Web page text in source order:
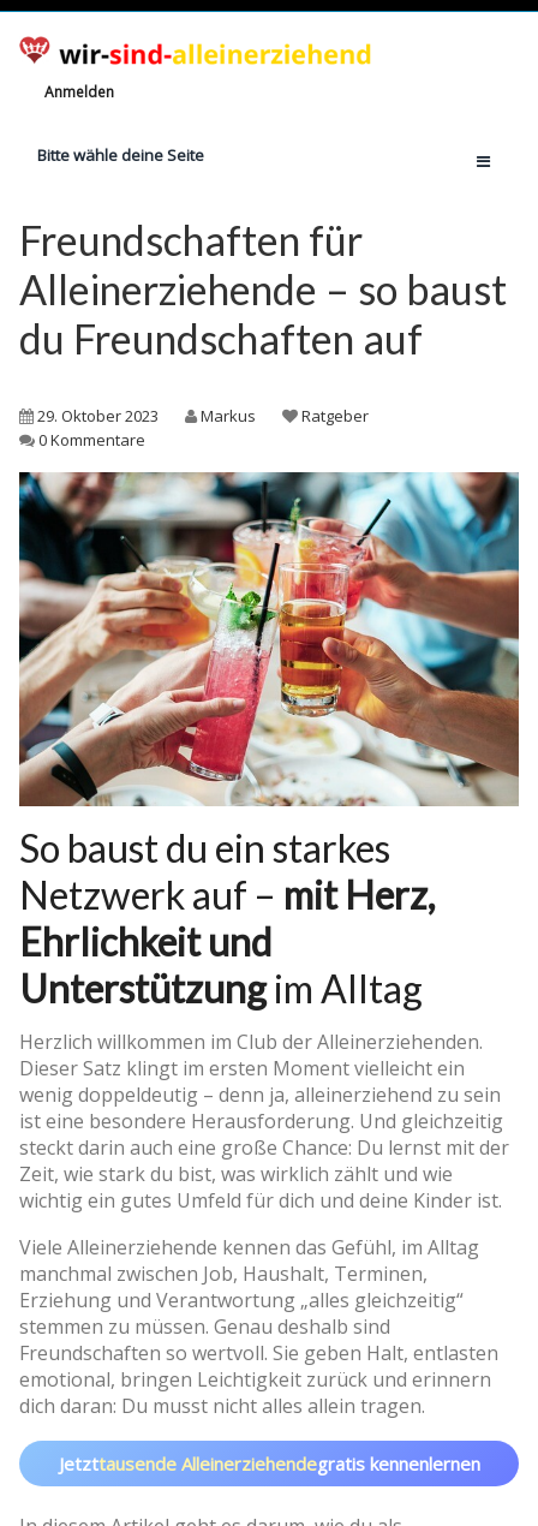
Anmelden
Bitte wähle deine Seite
Jetzt registrieren!
Ratgeber
Anzahl Alleinerziehende
Witze
Rechte
Freundschaften für
Alleinerziehende – so baust
du Freundschaften auf
29. Oktober 2023 Markus
Ratgeber
0 Kommentare
So baust du ein starkes
Netzwerk auf – mit Herz,
Ehrlichkeit und
Unterstützungim Alltag
Herzlich willkommen im Club der Alleinerziehenden.
Dieser Satz klingt im ersten Moment vielleicht ein
wenig doppeldeutig – denn ja, alleinerziehend zu sein
ist eine besondere Herausforderung. Und gleichzeitig
steckt darin auch eine große Chance: Du lernst mit der
Zeit, wie stark du bist, was wirklich zählt und wie
wichtig ein gutes Umfeld für dich und deine Kinder ist.
Viele Alleinerziehende kennen das Gefühl, im Alltag
manchmal zwischen Job, Haushalt, Terminen,
Erziehung und Verantwortung „alles gleichzeitig“
stemmen zu müssen. Genau deshalb sind
Freundschaften so wertvoll. Sie geben Halt, entlasten
emotional, bringen Leichtigkeit zurück und erinnern
dich daran: Du musst nicht alles allein tragen.
Jetzttausende Alleinerziehendegratis kennenlernen